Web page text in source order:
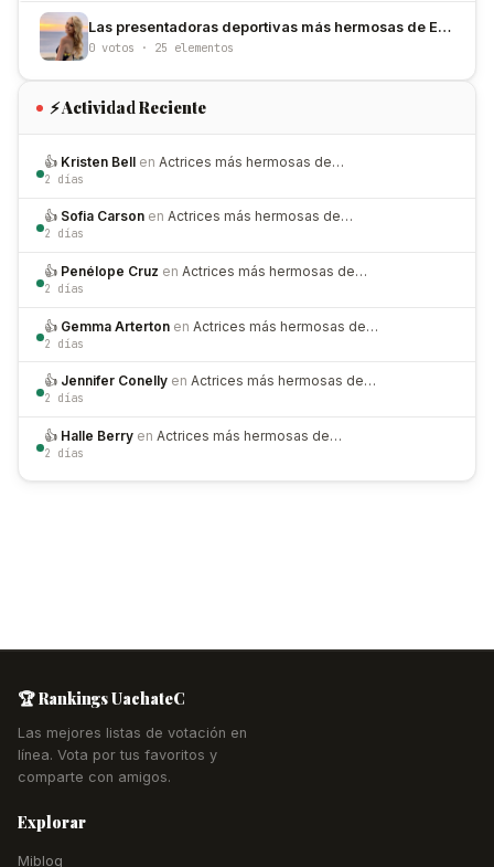
Las presentadoras deportivas más hermosas de Estados Unidos
0 votos · 25 elementos
⚡ Actividad Reciente
👍 Kristen Bell en Actrices más hermosas de…
2 días
👍 Sofia Carson en Actrices más hermosas de…
2 días
👍 Penélope Cruz en Actrices más hermosas de…
2 días
👍 Gemma Arterton en Actrices más hermosas de…
2 días
👍 Jennifer Conelly en Actrices más hermosas de…
2 días
👍 Halle Berry en Actrices más hermosas de…
2 días
🏆 Rankings UachateC
Las mejores listas de votación en
línea. Vota por tus favoritos y
comparte con amigos.
Explorar
Miblog